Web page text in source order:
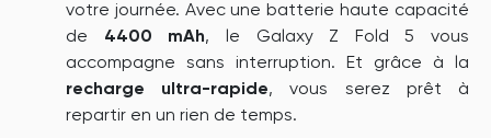
votre journée. Avec une batterie haute capacité
de 4400 mAh, le Galaxy Z Fold 5 vous
accompagne sans interruption. Et grâce à la
recharge ultra-rapide, vous serez prêt à
repartir en un rien de temps.